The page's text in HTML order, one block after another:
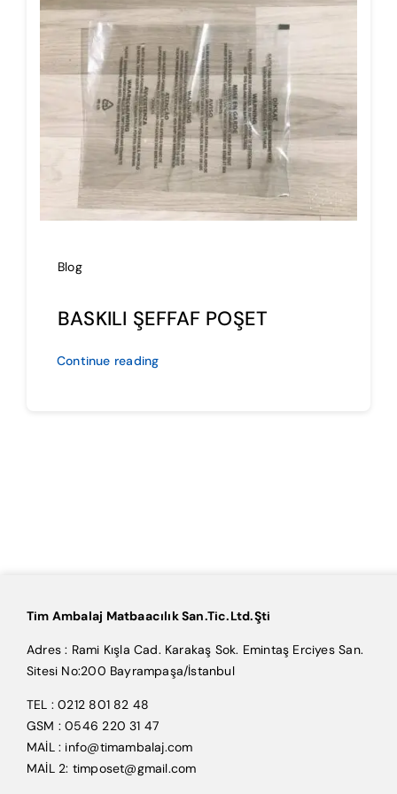
İmalat
İletişim
Blog
BASKILI ŞEFFAF POŞET
Continue reading
Tim Ambalaj Matbaacılık San.Tic.Ltd.Şti
Adres : Rami Kışla Cad. Karakaş Sok. Emintaş Erciyes San.
Sitesi No:200 Bayrampaşa/İstanbul
TEL : 0212 801 82 48
GSM : 0546 220 31 47
MAİL : info@timambalaj.com
MAİL 2: timposet@gmail.com